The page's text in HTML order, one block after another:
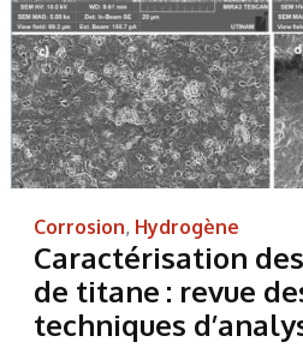
Corrosion, Hydrogène
Caractérisation
de titane : revue
techniques